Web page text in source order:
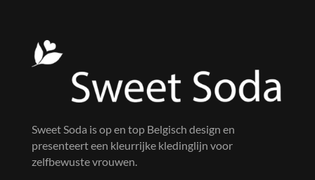
Sweet Soda is op en top Belgisch design en
presenteert een kleurrijke kledinglijn voor
zelfbewuste vrouwen.